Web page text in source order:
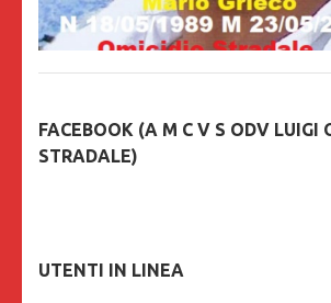
FACEBOOK (A M C V S ODV LUIGI
STRADALE)
UTENTI IN LINEA